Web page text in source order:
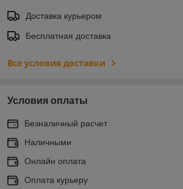
Доставка курьером
Бесплатная доставка
Все условия доставки
Условия оплаты
Безналичный расчет
Наличными
Онлайн оплата
Оплата курьеру